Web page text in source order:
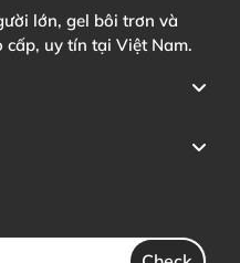
lớn, gel bôi trơn và
cấp, uy tín tại Việt Nam.